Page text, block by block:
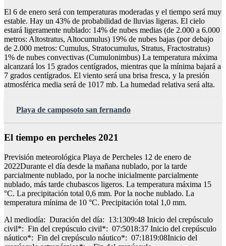
El 6 de enero será con temperaturas moderadas y el tiempo será muy
estable. Hay un 43% de probabilidad de lluvias ligeras. El cielo
estará ligeramente nublado: 14% de nubes medias (de 2.000 a 6.000
metros: Altostratus, Altocumulus) 19% de nubes bajas (por debajo
de 2.000 metros: Cumulus, Stratocumulus, Stratus, Fractostratus)
1% de nubes convectivas (Cumulonimbus) La temperatura máxima
alcanzará los 15 grados centígrados, mientras que la mínima bajará a
7 grados centígrados. El viento será una brisa fresca, y la presión
atmosférica media será de 1017 mb. La humedad relativa será alta.
Playa de camposoto san fernando
El tiempo en percheles 2021
Previsión meteorológica Playa de Percheles 12 de enero de
2022Durante el día desde la mañana nublado, por la tarde
parcialmente nublado, por la noche inicialmente parcialmente
nublado, más tarde chubascos ligeros. La temperatura máxima 15
°C. La precipitación total 0,6 mm. Por la noche nublado. La
temperatura mínima de 10 °C. Precipitación total 1,0 mm.
Al mediodía: Duración del día: 13:1309:48 Inicio del crepúsculo
civil*: Fin del crepúsculo civil*: 07:5018:37 Inicio del crepúsculo
náutico*: Fin del crepúsculo náutico*: 07:1819:08Inicio del